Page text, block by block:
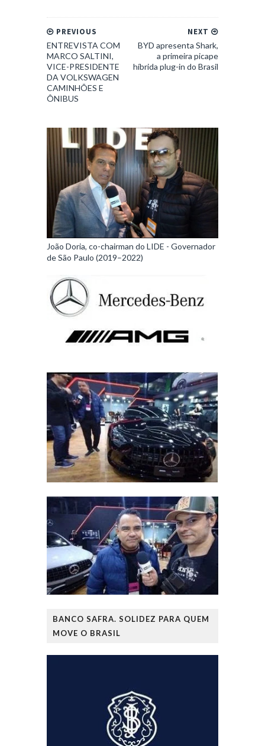
NEXT
BYD apresenta Shark,
a primeira picape
híbrida plug-in do Brasil
PREVIOUS
ENTREVISTA COM
MARCO SALTINI,
VICE-PRESIDENTE
DA VOLKSWAGEN
CAMINHÕES E
ÔNIBUS
João Doria, co-chairman do LIDE - Governador
de São Paulo (2019–2022)
BANCO SAFRA. SOLIDEZ PARA QUEM
MOVE O BRASIL